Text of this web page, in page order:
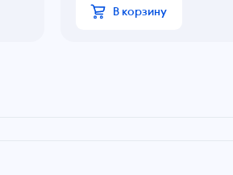
В корзину